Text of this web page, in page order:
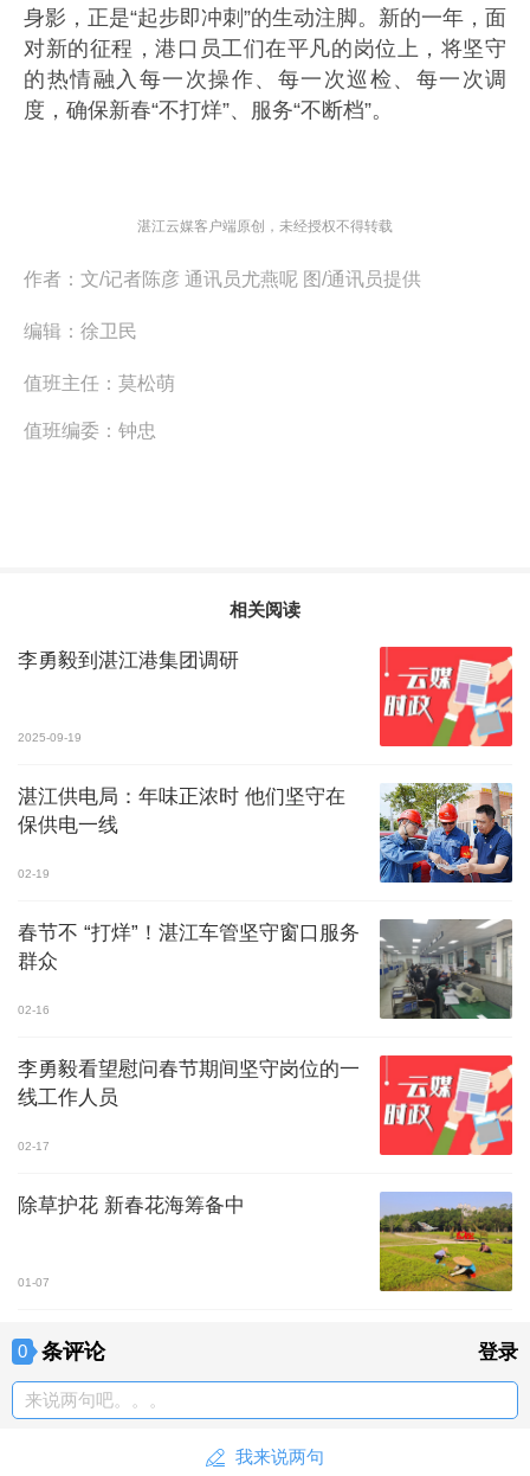
身影，正是“起步即冲刺”的生动注脚。新的一年，面
对新的征程，港口员工们在平凡的岗位上，将坚守
的热情融入每一次操作、每一次巡检、每一次调
度，确保新春“不打烊”、服务“不断档”。
湛江云媒客户端原创，未经授权不得转载
作者： 文/记者陈彦 通讯员尤燕呢 图/通讯员提供
编辑： 徐卫民
值班主任： 莫松萌
值班编委： 钟忠
相关阅读
李勇毅到湛江港集团调研
2025-09-19
湛江供电局：年味正浓时 他们坚守在
保供电一线
02-19
春节不 “打烊”！湛江车管坚守窗口服务
群众
02-16
李勇毅看望慰问春节期间坚守岗位的一
线工作人员
02-17
除草护花 新春花海筹备中
01-07
0 条评论 登录
来说两句吧。。。
我来说两句